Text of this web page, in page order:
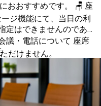
すすめです。 🪑 座
ジ機能にて、当日の利
定はできませんのであら
だけません。